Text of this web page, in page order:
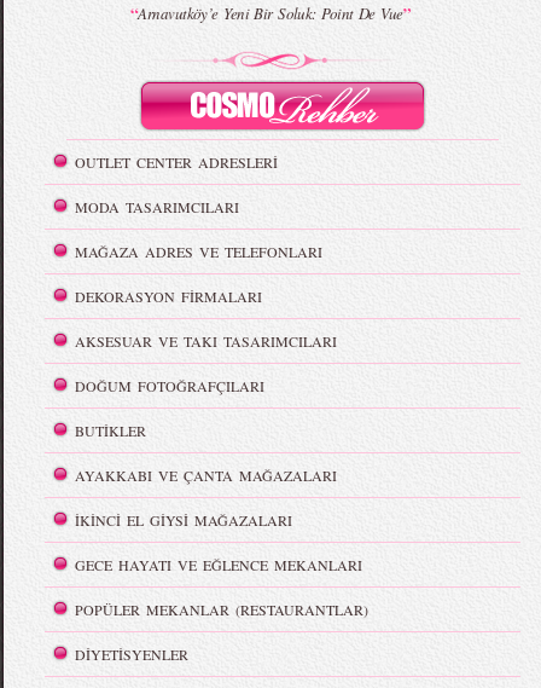
“Arnavutköy’e Yeni Bir Soluk: Point De Vue”
OUTLET CENTER ADRESLERİ
MODA TASARIMCILARI
MAĞAZA ADRES VE TELEFONLARI
DEKORASYON FİRMALARI
AKSESUAR VE TAKI TASARIMCILARI
DOĞUM FOTOĞRAFÇILARI
BUTİKLER
AYAKKABI VE ÇANTA MAĞAZALARI
İKİNCİ EL GİYSİ MAĞAZALARI
GECE HAYATI VE EĞLENCE MEKANLARI
POPÜLER MEKANLAR (RESTAURANTLAR)
DİYETİSYENLER